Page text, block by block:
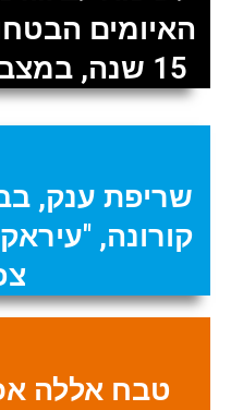
האיומים
15 שנה, במצב מעורר דאגה?
שריפת ענק,
טבח אללה